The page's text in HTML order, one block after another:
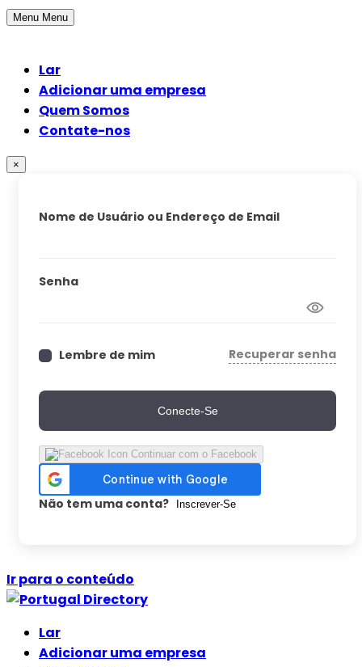
Menu Menu
Lar
Adicionar uma empresa
Quem Somos
Contate-nos
×
Nome de Usuário ou Endereço de Email
Senha
Lembre de mim Recuperar senha
Conecte-Se
Continuar com o Facebook
Não tem uma conta? Inscrever-Se
Ir para o conteúdo
Lar
Adicionar uma empresa